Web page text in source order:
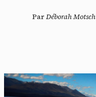
ParDéborah Motsch